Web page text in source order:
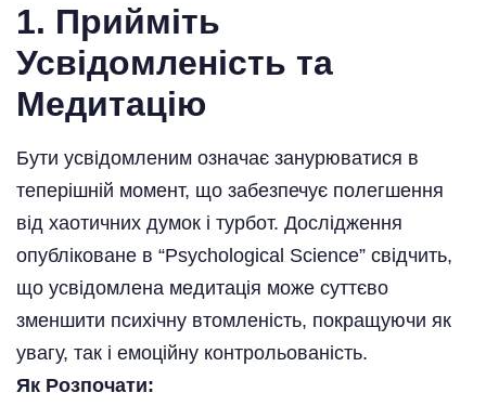
1. Прийміть
Усвідомленість та
Медитацію
Бути усвідомленим означає занурюватися в
теперішній момент, що забезпечує полегшення
від хаотичних думок і турбот. Дослідження
опубліковане в “Psychological Science” свідчить,
що усвідомлена медитація може суттєво
зменшити психічну втомленість, покращуючи як
увагу, так і емоційну контрольованість.
Як Розпочати: